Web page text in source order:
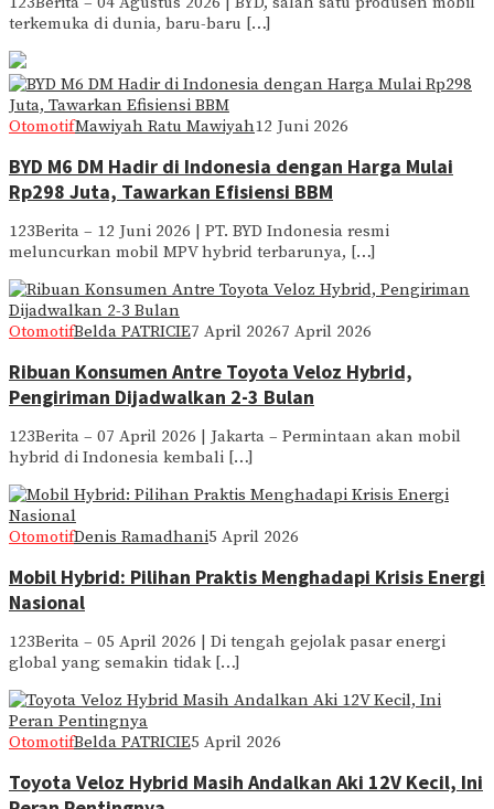
terkemuka di dunia, baru-baru […]
OtomotifMawiyah Ratu Mawiyah12 Juni 2026
BYD M6 DM Hadir di Indonesia dengan Harga Mulai
Rp298 Juta, Tawarkan Efisiensi BBM
123Berita – 12 Juni 2026 | PT. BYD Indonesia resmi
meluncurkan mobil MPV hybrid terbarunya, […]
OtomotifBelda PATRICIE7 April 20267 April 2026
Ribuan Konsumen Antre Toyota Veloz Hybrid,
Pengiriman Dijadwalkan 2-3 Bulan
123Berita – 07 April 2026 | Jakarta – Permintaan akan mobil
hybrid di Indonesia kembali […]
OtomotifDenis Ramadhani5 April 2026
Mobil Hybrid: Pilihan Praktis Menghadapi Krisis Energi
Nasional
123Berita – 05 April 2026 | Di tengah gejolak pasar energi
global yang semakin tidak […]
OtomotifBelda PATRICIE5 April 2026
Toyota Veloz Hybrid Masih Andalkan Aki 12V Kecil, Ini